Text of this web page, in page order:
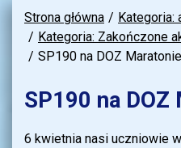
Strona główna
Kategoria:
Kategoria: Zakończone
SP190 na DOZ Maratonie
SP190 na DOZ
6 kwietnia nasi uczniowie